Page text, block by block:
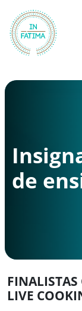
de
LIVE